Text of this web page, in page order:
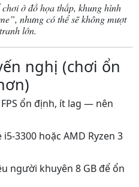
ở đồ họa thấp, khung hình
nhưng có thể sẽ không mượt
lớn.
nghị (chơi ổn
ổn định, ít lag — nên
hoặc AMD Ryzen 3
người khuyên 8 GB để ổn